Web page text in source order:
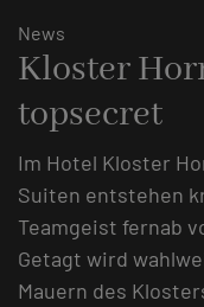
News
Kloster
topsecret
Im Hotel Kloster
Suiten entstehen
Teamgeist fernab
Getagt wird
Mauern des